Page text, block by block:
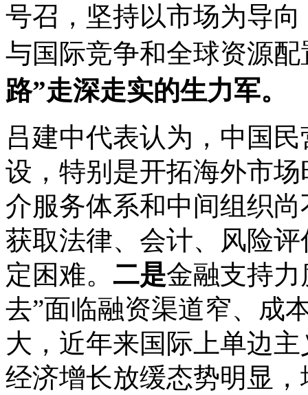
号召，坚持以市场为导
与国际竞争和全球资源配
路”走深走实的生力军。
吕建中代表认为，中国
设，特别是开拓海外市场
介服务体系和中间组织
获取法律、会计、风险
定困难。 二是金融支持
去”面临融资渠道窄、成
大，近年来国际上单边
经济增长放缓态势明显